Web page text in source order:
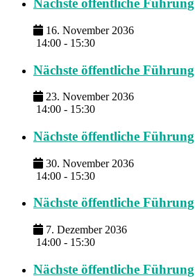
Nächste öffentliche Führung
16. November 2036
14:00 - 15:30
Nächste öffentliche Führung
23. November 2036
14:00 - 15:30
Nächste öffentliche Führung
30. November 2036
14:00 - 15:30
Nächste öffentliche Führung
7. Dezember 2036
14:00 - 15:30
Nächste öffentliche Führung